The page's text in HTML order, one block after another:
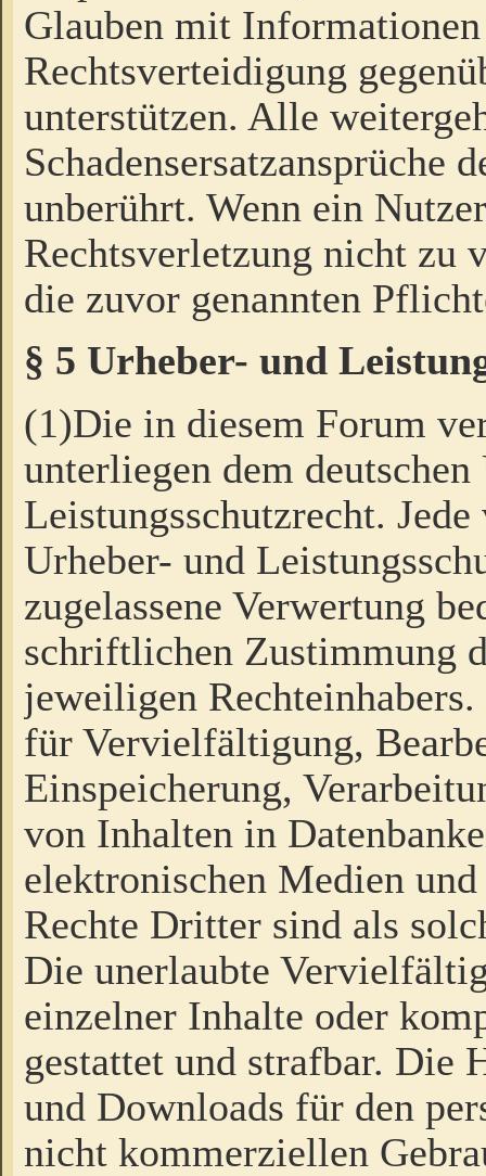
Glauben mit
Rechtsverteidigung
unterstützen. Alle
Schadensersatzansprüche
unberührt. Wenn ein
Rechtsverletzung nicht zu
die zuvor genannten
§ 5 Urheber- und
(1)Die in diesem Forum
unterliegen dem
Leistungsschutzrecht.
Urheber- und
zugelassene Verwertung
schriftlichen Zustimmung
jeweiligen
für Vervielfältigung,
Einspeicherung,
von Inhalten in
elektronischen Medien
Rechte Dritter sind als
Die unerlaubte
einzelner Inhalte oder
gestattet und strafbar. Die
und Downloads für den
nicht kommerziellen